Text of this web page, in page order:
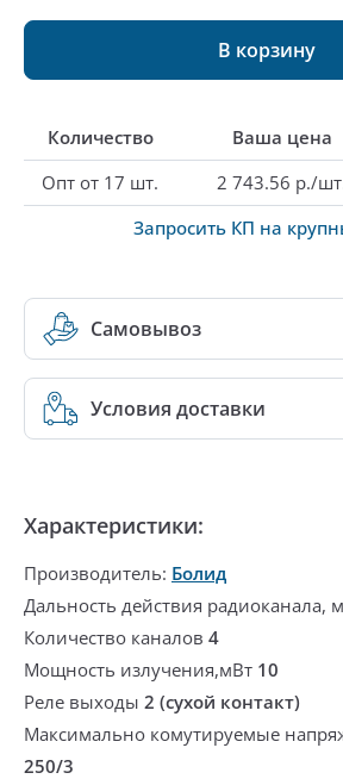
В корзину
Количество Ваша цена
Опт от 17 шт.
2 743.56 р./
Запросить КП на
Самовывоз
Условия доставки
Характеристики:
Производитель: Болид
Дальность действия радиоканала, м
Количество каналов 4
Мощность излучения,мВт 10
Реле выходы 2 (сухой контакт)
Максимально комутируемые
250/3